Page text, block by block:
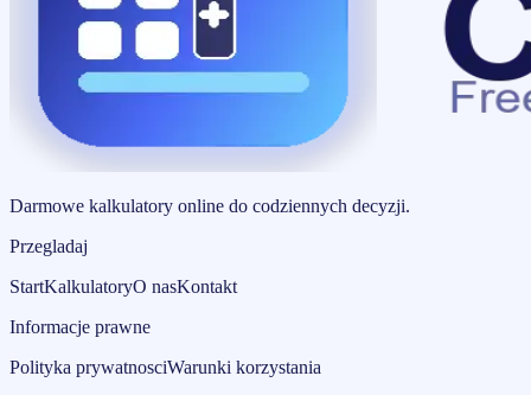
Darmowe kalkulatory online do codziennych decyzji.
Przegladaj
StartKalkulatoryO nasKontakt
Informacje prawne
Polityka prywatnosciWarunki korzystania